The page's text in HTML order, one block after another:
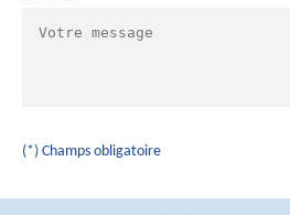
(*) Champs obligatoire